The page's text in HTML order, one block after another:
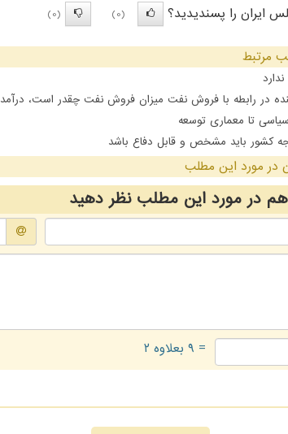
ایران را پسندیدید؟
(0)
(0)
مرتبط
در رابطه با فروش نفت میزان فروش نفت چقدر است،
تا معماری توسعه
کشور باید مشخص و قابل دفاع باشد
در مورد این مطلب
در مورد این مطلب نظر دهید
= ۹ بعلاوه ۲